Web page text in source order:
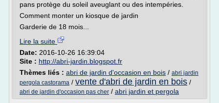
pans protège du soleil aveuglant ou des intempéries.
Comment monter un kiosque de jardin
Garderie de 18 mois...
Lire la suite
Date: 2016-10-26 16:39:04
Site : http://abri-jardin.blogspot.fr
Thèmes liés : abri de jardin d'occasion en bois / abri jardin
pergola castorama / vente d'abri de jardin en bois /
abri de jardin d'occasion pas cher / abri jardin et pergola